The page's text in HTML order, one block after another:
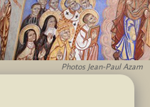
Photos Jean-Paul Azam